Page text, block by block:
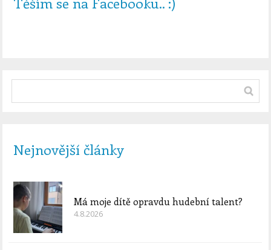
Nejnovější články
Má moje dítě opravdu hudební talent?
4.8.2026